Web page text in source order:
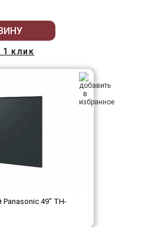
1 клик
49" TH-